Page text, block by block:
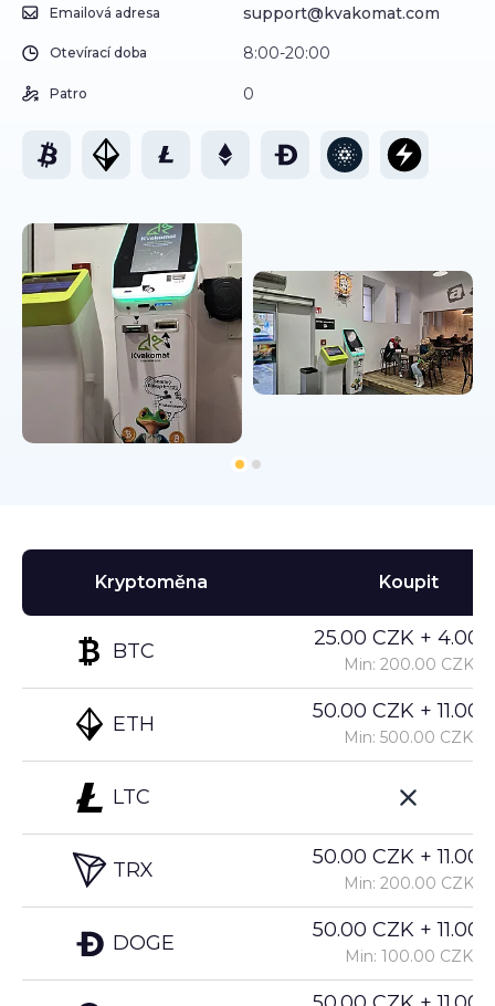
Emailová adresa support@kvakomat.com
Otevírací doba 8:00-20:00
Patro 0
Kryptoměna
BTC
ETH
LTC
TRX
DOGE
Koupit
25.00 CZK +
Min: 200.00 CZK
50.00 CZK +
Min: 500.00 CZK
50.00 CZK +
Min: 200.00 CZK
50.00 CZK +
Min: 100.00 CZK